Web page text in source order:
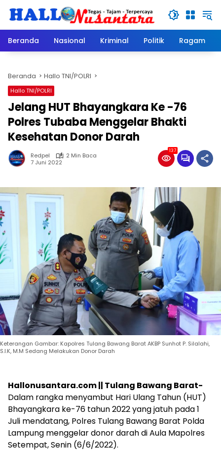
Beranda
Nasional Kriminal Politik Ragam
Beranda Hallo TNI/POLRI
Hallo TNI/POLRI
Jelang HUT Bhayangkara Ke -76
Polres Tubaba Menggelar Bhakti
Kesehatan Donor Darah
Redpel
2 Min Baca
7 Juni 2022
137
Keterangan Gambar: Kapolres Tulang Bawang Barat AKBP Sunhot P. Silalahi,
S.I.K, M.M Sedang Melakukan Donor Darah
Hallonusantara.com || Tulang Bawang Barat-
Dalam rangka menyambut Hari Ulang Tahun (HUT)
Bhayangkara ke-76 tahun 2022 yang jatuh pada 1
Juli mendatang, Polres Tulang Bawang Barat Polda
Lampung menggelar donor darah di Aula Mapolres
Setempat, Senin (6/6/2022).